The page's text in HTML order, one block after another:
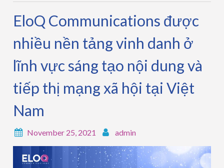
EloQ Communications được
nhiều nền tảng vinh danh ở
lĩnh vực sáng tạo nội dung và
tiếp thị mạng xã hội tại Việt
Nam
November 25, 2021 admin